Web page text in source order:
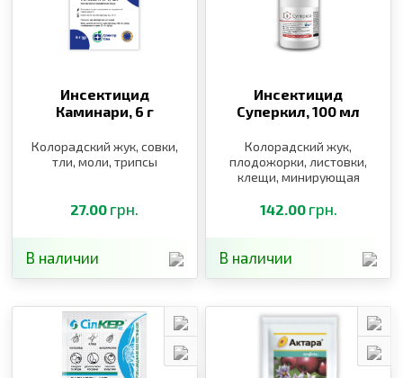
Инсектицид
Каминари, 6 г
Колорадский жук, совки,
тли, моли, трипсы
27.00 грн.
В наличии
Инсектицид
Суперкил,100 мл
Колорадский жук,
плодожорки, листовки,
клещи, минирующая
капустная,
крестоцветные блошки,
моль
142.00 грн.
В наличии